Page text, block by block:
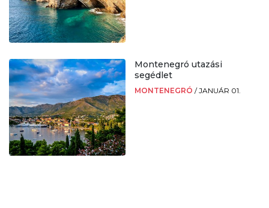
Montenegró utazási
segédlet
MONTENEGRÓ /JANUÁR 01.